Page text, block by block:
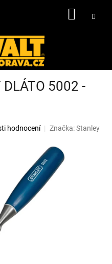
5002 -
hodnocení Značka:Stanley